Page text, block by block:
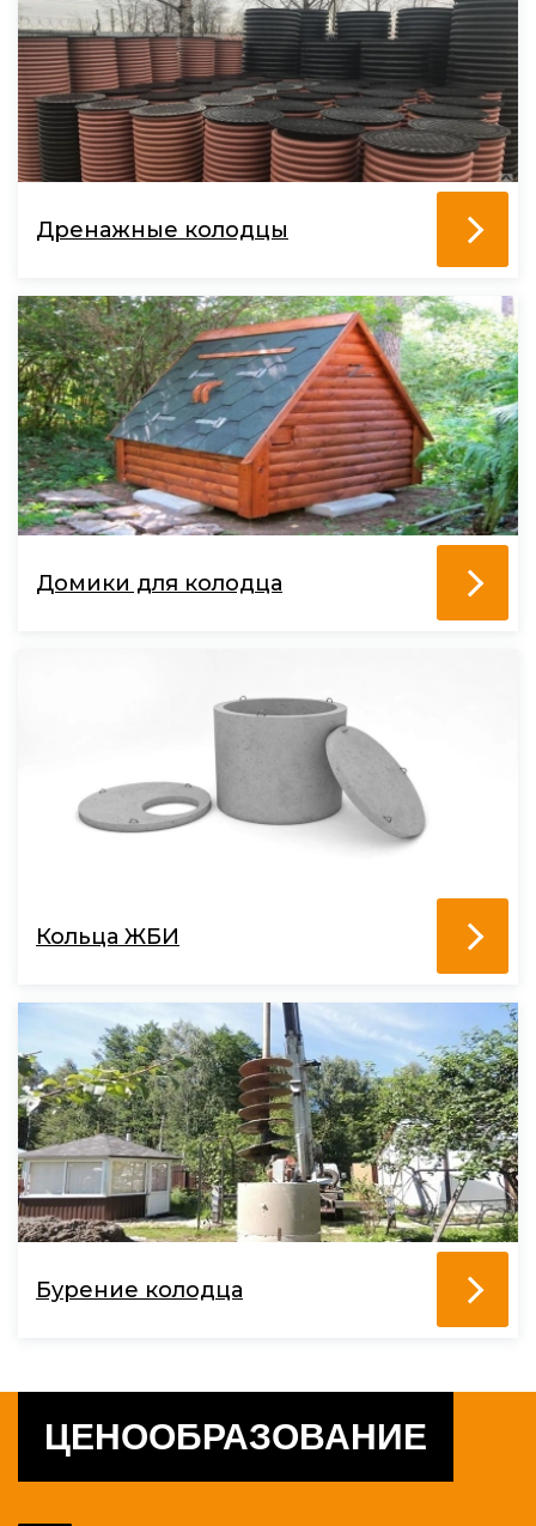
Дренажные колодцы
Домики для колодца
Кольца ЖБИ
Бурение колодца
ЦЕНООБРАЗОВАНИЕ